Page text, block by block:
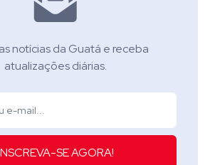
notícias da Guatá e receba
atualizações diárias.
SE AGORA!